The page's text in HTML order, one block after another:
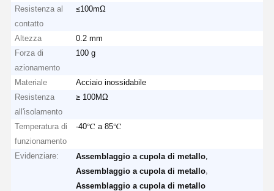
Resistenza al
contatto
≤100mΩ
Altezza
0.2 mm
Forza di
azionamento
100 g
Materiale
Acciaio inossidabile
Resistenza
all'isolamento
≥ 100MΩ
Temperatura di
funzionamento
-40℃ a 85℃
Evidenziare: Assemblaggio a cupola di metallo
Assemblaggio a cupola di metallo
Assemblaggio a cupola di metallo